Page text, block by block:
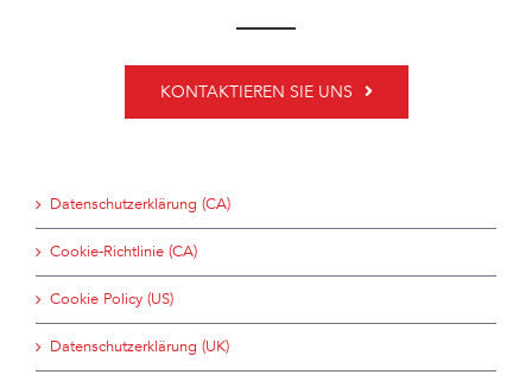
KONTAKTIEREN SIE UNS
Datenschutzerklärung (CA)
Cookie-Richtlinie (CA)
Cookie Policy (US)
Datenschutzerklärung (UK)